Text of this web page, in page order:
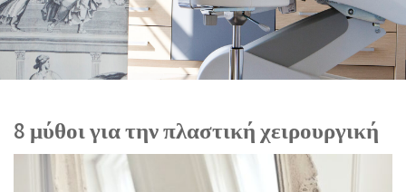
8 μύθοι για την πλαστική χειρουργική